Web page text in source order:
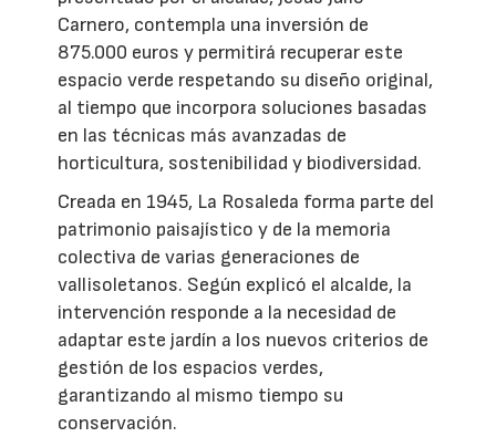
Carnero, contempla una inversión de
875.000 euros y permitirá recuperar este
espacio verde respetando su diseño original,
al tiempo que incorpora soluciones basadas
en las técnicas más avanzadas de
horticultura, sostenibilidad y biodiversidad.
Creada en 1945, La Rosaleda forma parte del
patrimonio paisajístico y de la memoria
colectiva de varias generaciones de
vallisoletanos. Según explicó el alcalde, la
intervención responde a la necesidad de
adaptar este jardín a los nuevos criterios de
gestión de los espacios verdes,
garantizando al mismo tiempo su
conservación.